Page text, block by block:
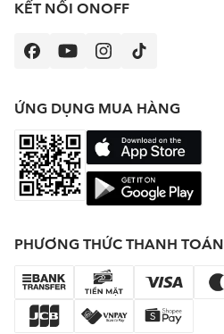
KẾT NỐI ONOFF
ỨNG DỤNG MUA HÀNG
PHƯƠNG THỨC THANH TOÁN